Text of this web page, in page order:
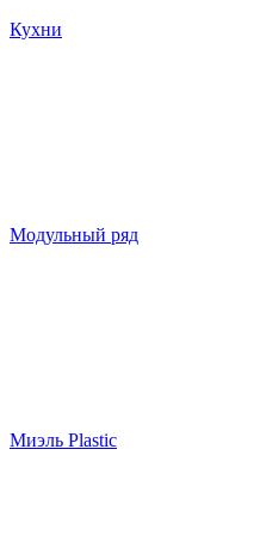
Кухни
Модульный ряд
Миэль Plastic